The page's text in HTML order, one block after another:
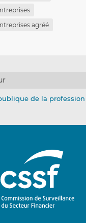
agréé
de la